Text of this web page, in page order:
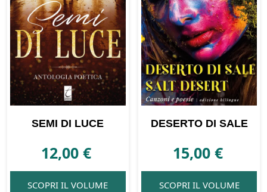
SEMI DI LUCE
12,00€
SCOPRI IL VOLUME
DESERTO DI SALE
15,00 €
SCOPRI IL VOLUME